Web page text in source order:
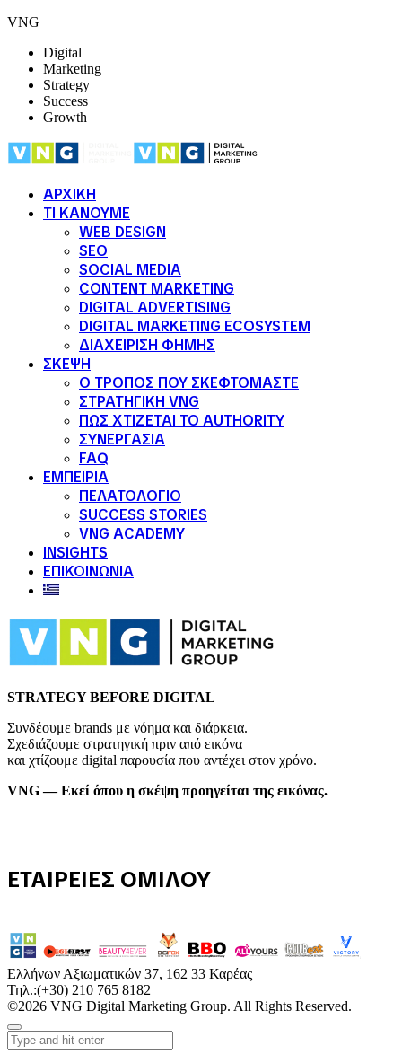
VNG
Digital
Marketing
Strategy
Success
Growth
ΑΡΧΙΚΗ
ΤΙ ΚΑΝΟΥΜΕ
WEB DESIGN
SEO
SOCIAL MEDIA
CONTENT MARKETING
DIGITAL ADVERTISING
DIGITAL MARKETING ECOSYSTEM
ΔΙΑΧΕΙΡΙΣΗ ΦΗΜΗΣ
ΣΚΕΨΗ
Ο ΤΡΟΠΟΣ ΠΟΥ ΣΚΕΦΤΟΜΑΣΤΕ
ΣΤΡΑΤΗΓΙΚΗ VNG
ΠΩΣ ΧΤΙΖΕΤΑΙ ΤΟ AUTHORITY
ΣΥΝΕΡΓΑΣΙΑ
FAQ
ΕΜΠΕΙΡΙΑ
ΠΕΛΑΤΟΛΟΓΙΟ
SUCCESS STORIES
VNG ACADEMY
INSIGHTS
ΕΠΙΚΟΙΝΩΝΙΑ
STRATEGY BEFORE DIGITAL
Συνδέουμε brands με νόημα και διάρκεια.
Σχεδιάζουμε στρατηγική πριν από εικόνα
και χτίζουμε digital παρουσία που αντέχει στον χρόνο.
VNG — Εκεί όπου η σκέψη προηγείται της εικόνας.
ΕΤΑΙΡΕΙΕΣ ΟΜΙΛΟΥ
Ελλήνων Αξιωματικών 37, 162 33 Καρέας
Τηλ.:(+30) 210 765 8182
©2026 VNG Digital Marketing Group. All Rights Reserved.